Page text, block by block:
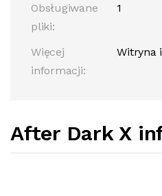
Obsługiwane
pliki:
1
Więcej
informacji:
Witryna
After Dark X